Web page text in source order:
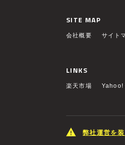
SITE MAP
会社概要 サイト
LINKS
楽天市場
弊社運営を